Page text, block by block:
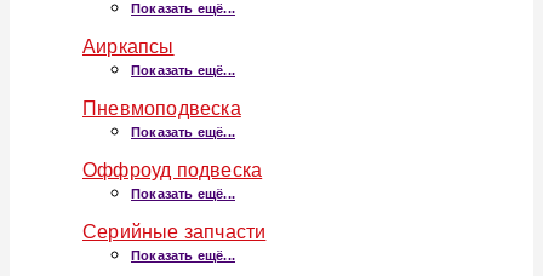
Показать ещё...
Аиркапсы
Показать ещё...
Пневмоподвеска
Показать ещё...
Оффроуд подвеска
Показать ещё...
Серийные запчасти
Показать ещё...